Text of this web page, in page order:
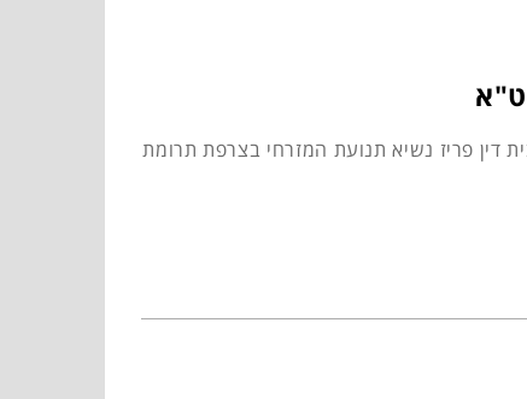
פריז נשיא תנועת המזרחי בצרפת תרומת